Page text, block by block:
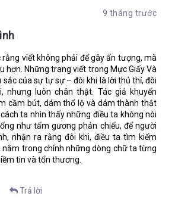
biết – nhưng bây giờ tôi đã hiểu. Kẻ giết
người có bốn đầu và răng dài như dao.
bản đồ, ngươi sẽ phải đoán biết được vị
sao.”
điều đầu tiên ba dạy tôi. Những tinh tú
trí của con còn tốt hơn so với một chiếc
là chúng luôn hiện hữu trên bầu trời.
những vì sao, con sẽ không bao giờ bị
tục vẽ bản đồ. Giọng của ba vang
lọ mực, viết lông ngỗng ướt nhẹp và
mới biết chính xác cách vẽ đúng nơi anh
9 tháng trước
rằng viết không phải để gây ấn tượng, mà
hơn. Những trang viết trong Mực Giấy Và
của sự tự sự – đôi khi là lời thủ thỉ, đôi
nhưng luôn chân thật. Tác giả khuyến
cầm bút, dám thổ lộ và dám thành thật
ta nhìn thấy những điều ta không nói
như tấm gương phản chiếu, để người
nhận ra rằng đôi khi, điều ta tìm kiếm
nằm trong chính những dòng chữ ta từng
tin và tổn thương.
Trả lời